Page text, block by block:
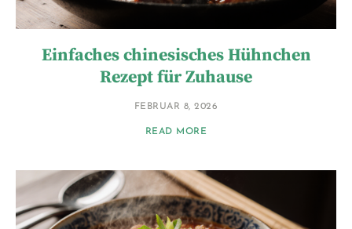
Einfaches chinesisches Hühnchen
Rezept für Zuhause
FEBRUAR 8, 2026
READ MORE